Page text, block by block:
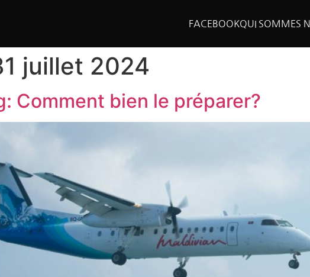
FACEBOOKQUI SOMMES
juillet 2024
Comment bien le préparer?